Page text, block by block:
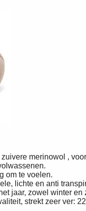
merinowol ,
om te voelen.
lichte en anti
jaar, zowel winter en
strekt zeer ver: